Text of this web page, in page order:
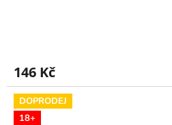
146 Kč
DOPRODEJ
18+